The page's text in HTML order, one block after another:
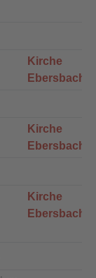
Kirche
Ebersbach
Kirche
Ebersbach
Kirche
Ebersbach